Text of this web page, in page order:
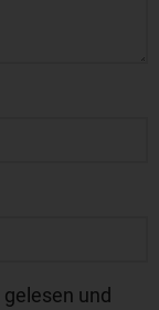
gelesen und